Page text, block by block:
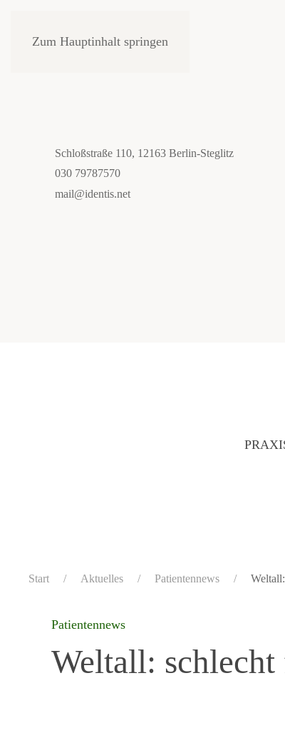
Zum Hauptinhalt springen
Schloßstraße 110, 12163 Berlin-Steglitz
030 79787570
mail@identis.net
Start Aktuelles Patientennews
Patientennews
Weltall: